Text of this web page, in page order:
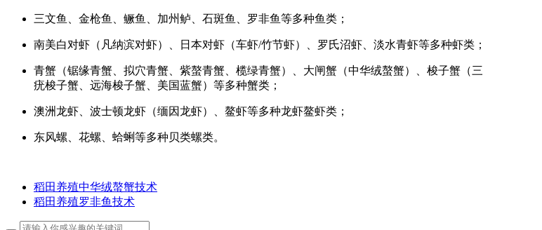
三文鱼、金枪鱼、鳜鱼、加州鲈、石斑鱼、罗非鱼等多种鱼类；
南美白对虾（凡纳滨对虾）、日本对虾（车虾/竹节虾）、罗氏沼虾、淡水青虾等多种虾类；
青蟹（锯缘青蟹、拟穴青蟹、紫螯青蟹、榄绿青蟹）、大闸蟹（中华绒螯蟹）、梭子蟹（三
疣梭子蟹、远海梭子蟹、美国蓝蟹）等多种蟹类；
澳洲龙虾、波士顿龙虾（缅因龙虾）、鳌虾等多种龙虾鳌虾类；
东风螺、花螺、蛤蜊等多种贝类螺类。
稻田养殖中华绒螯蟹技术
稻田养殖罗非鱼技术